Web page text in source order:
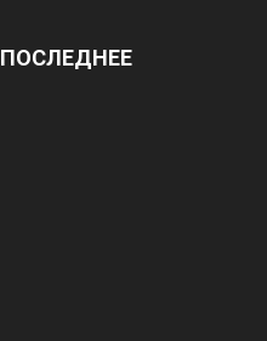
ПОСЛЕДНЕЕ